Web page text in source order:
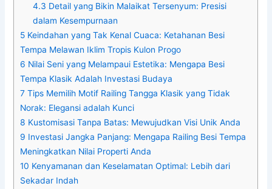
4.3 Detail yang Bikin Malaikat Tersenyum: Presisi
dalam Kesempurnaan
5 Keindahan yang Tak Kenal Cuaca: Ketahanan Besi
Tempa Melawan Iklim Tropis Kulon Progo
6 Nilai Seni yang Melampaui Estetika: Mengapa Besi
Tempa Klasik Adalah Investasi Budaya
7 Tips Memilih Motif Railing Tangga Klasik yang Tidak
Norak: Elegansi adalah Kunci
8 Kustomisasi Tanpa Batas: Mewujudkan Visi Unik Anda
9 Investasi Jangka Panjang: Mengapa Railing Besi Tempa
Meningkatkan Nilai Properti Anda
10 Kenyamanan dan Keselamatan Optimal: Lebih dari
Sekadar Indah